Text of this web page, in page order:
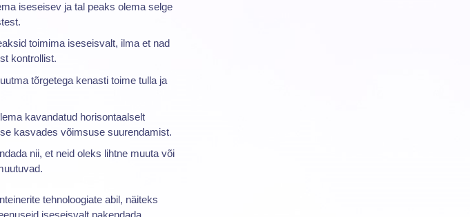
iseseisev ja tal peaks olema selge
toimima iseseisvalt, ilma et nad
kontrollist.
tõrgetega kenasti toime tulla ja
kavandatud horisontaalselt
kasvades võimsuse suurendamist.
nii, et neid oleks lihtne muuta või
tehnoloogiate abil, näiteks
iseseisvalt pakendada,